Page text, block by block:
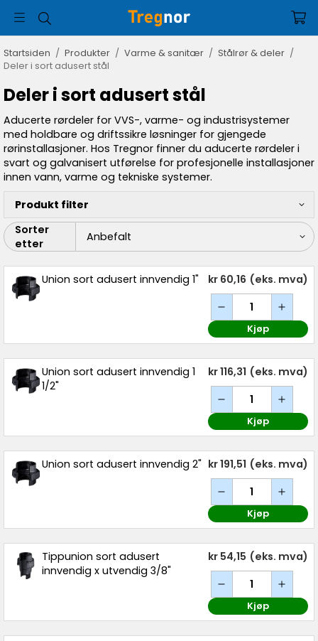
Startsiden / Produkter / Varme & sanitær / Stålrør & deler /
Deler i sort adusert stål
Deler i sort adusert stål
Aducerte rørdeler for VVS-, varme- og industrisystemer
med holdbare og driftssikre løsninger for gjengede
rørinstallasjoner. Hos Tregnor finner du aducerte rørdeler i
svart og galvanisert utførelse for profesjonelle installasjoner
innen vann, varme og tekniske systemer.
Produkt filter
Sorter
etter
Union sort adusert innvendig 1" kr 60,16 (eks. mva)
Kjøp
Union sort adusert innvendig 1
1/2"
kr 116,31 (eks. mva)
Kjøp
Union sort adusert innvendig 2" kr 191,51 (eks. mva)
Kjøp
Tippunion sort adusert
innvendig x utvendig 3/8"
kr 54,15 (eks. mva)
Kjøp